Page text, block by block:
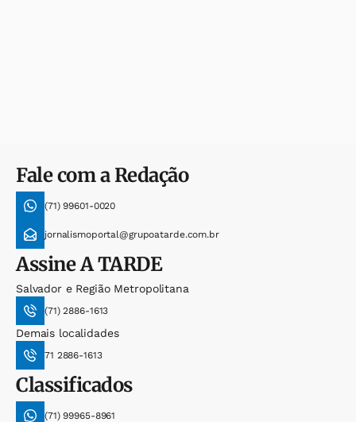
Fale com a Redação
(71) 99601-0020
jornalismoportal@grupoatarde.com.br
AssineA TARDE
Salvador e Região Metropolitana
(71) 2886-1613
Demais localidades
71 2886-1613
Classificados
(71) 99965-8961